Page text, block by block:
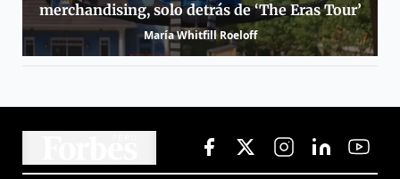
merchandising, solo detrás de ‘The Eras Tour’
María Whitfill Roeloff